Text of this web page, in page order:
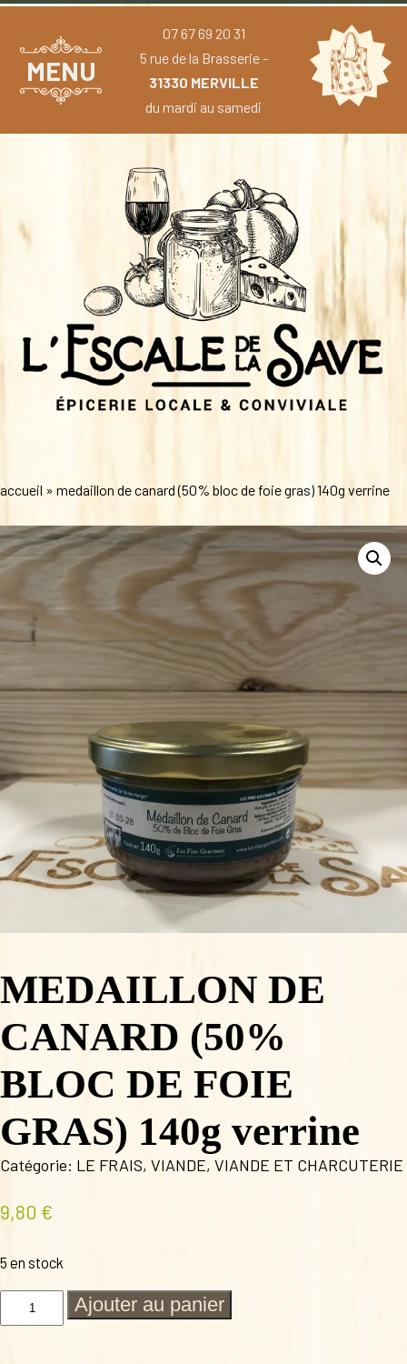
MENU
07 67 69 20 31
5 rue de la Brasserie -
31330 MERVILLE
du mardi au samedi
accueil » medaillon de canard (50% bloc de foie gras) 140g verrine
MEDAILLON DE
CANARD (50%
BLOC DE FOIE
GRAS) 140g verrine
Catégorie: LE FRAIS, VIANDE, VIANDE ET CHARCUTERIE
9,80 €
5 en stock
quantité
Ajouter au panier